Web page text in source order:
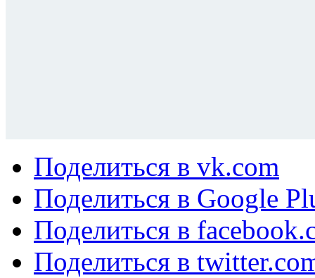
Поделиться в vk.com
Поделиться в Google
Поделиться в
Поделиться в